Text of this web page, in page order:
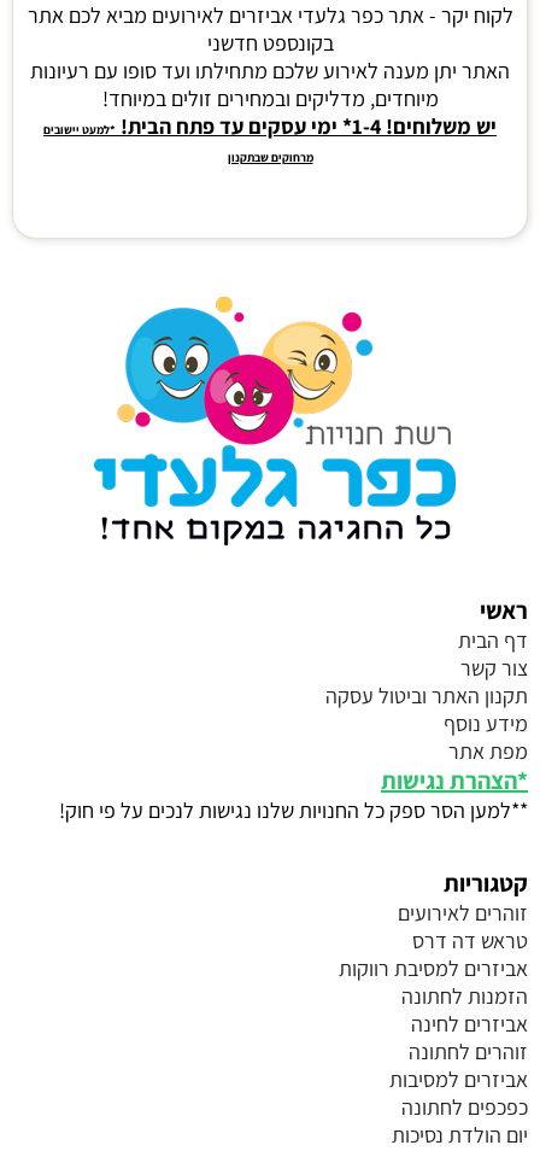
לקוח יקר - אתר כפר גלעדי אביזרים לאירועים מביא לכם אתר
בקונספט חדשני
האתר יתן מענה לאירוע שלכם מתחילתו ועד סופו עם רעיונות
מיוחדים, מדליקים ובמחירים זולים במיוחד!
יש משלוחים! 1-4* ימי עסקים עד פתח הבית!
*למעט יישובים
מרחוקים שבתקנון
ראשי
דף הבית
צור קשר
תקנון האתר וביטול עסקה
מידע נוסף
מפת אתר
*הצהרת נגישות
**למען הסר ספק כל החנויות שלנו נגישות לנכים על פי חוק!
קטגוריות
זוהרים לאירועים
טראש דה דרס
אביזרים למסיבת רווקות
הזמנות לחתונה
אביזרים לחינה
זוהרים לחתונה
אביזרים למסיבות
כפכפים לחתונה
יום הולדת נסיכות